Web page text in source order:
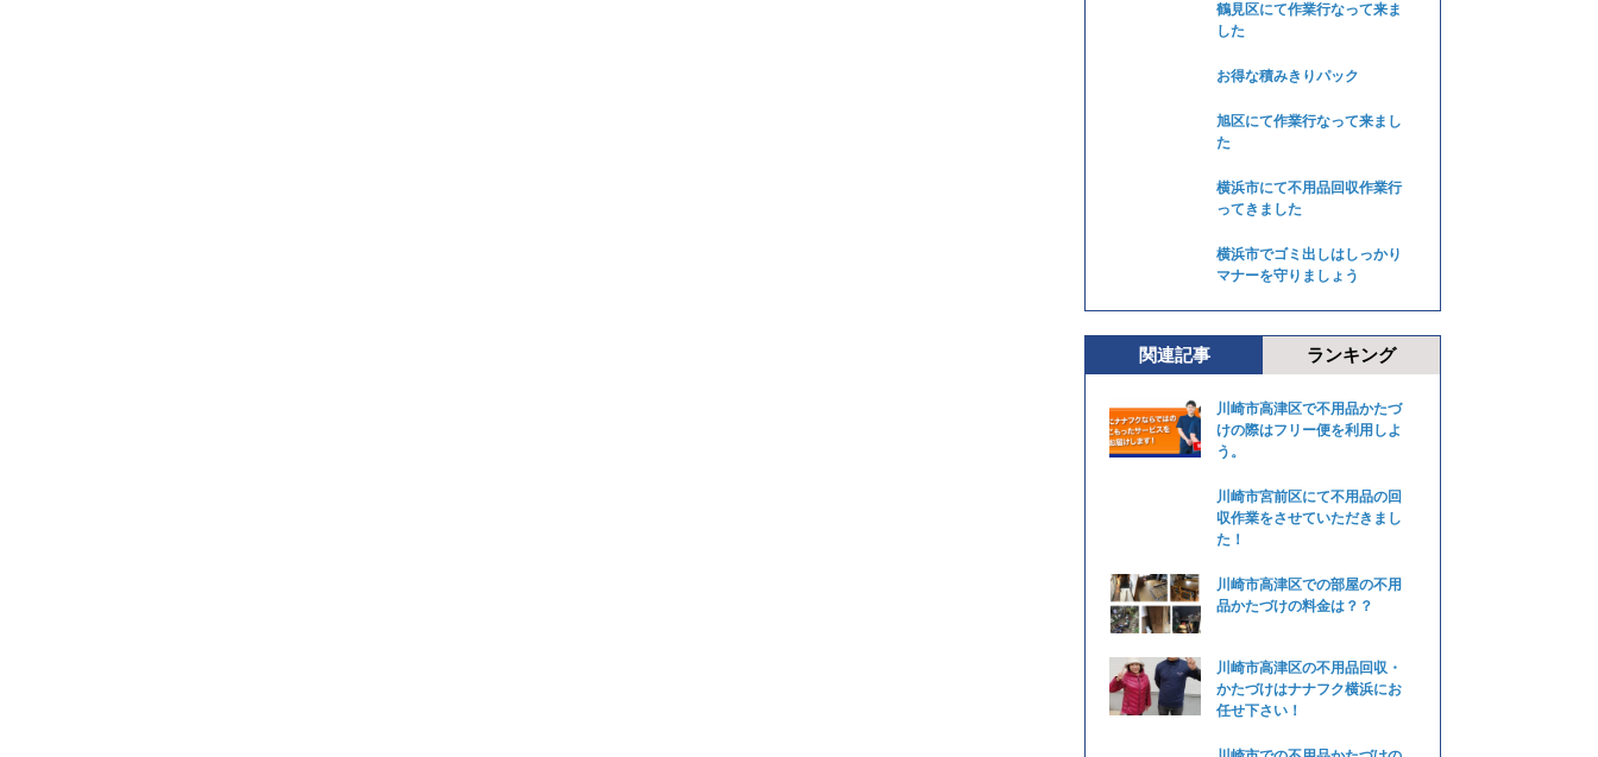
鶴見区にて作業行なって来ま
した
お得な積みきりパック
旭区にて作業行なって来まし
た
横浜市にて不用品回収作業行
ってきました
横浜市でゴミ出しはしっかり
マナーを守りましょう
関連記事 ランキング
川崎市高津区で不用品かたづ
けの際はフリー便を利用しよ
う。
川崎市宮前区にて不用品の回
収作業をさせていただきまし
た！
川崎市高津区での部屋の不用
品かたづけの料金は？？
川崎市高津区の不用品回収・
かたづけはナナフク横浜にお
任せ下さい！